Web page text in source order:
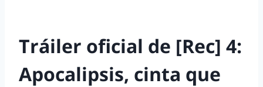
Tráiler oficial de [Rec] 4:
Apocalipsis, cinta que